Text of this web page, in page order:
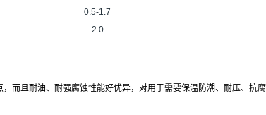
0.5-1.7
2.0
而且耐油、耐强腐蚀性能好优异，对用于需要保温防潮、耐压、抗